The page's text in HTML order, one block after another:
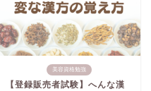
美容資格勉強
【登録販売者試験】へんな漢